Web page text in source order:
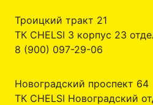
Троицкий тракт 21
ТК CHELSI 3 корпус 23
8 (900) 097-29-06
Новоградский проспект 64
ТК CHELSI Новоградский